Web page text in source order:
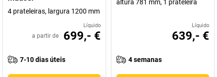
4 prateleiras, largura 1200 mm
Líquido
a partir de 699,- €
7-10 dias úteis
altura 781 mm, 1 prateleira
Líquido
639,- €
4 semanas